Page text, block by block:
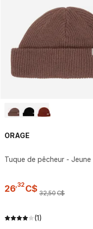
ORAGE
Tuque de pêcheur - Jeune
26,32 C$ 32,50C$
(1)